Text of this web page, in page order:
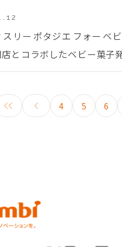
スリー ポタジエ フォー ベ
とコラボしたベビー菓子
4 5 6